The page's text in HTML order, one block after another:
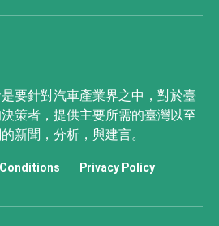
要針對汽車產業界之中，對於臺
策者，提供主要所需的臺灣以至
新聞，分析，與建言。
Privacy Policy